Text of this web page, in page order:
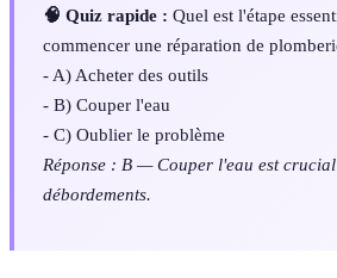
🧠 Quiz rapide : Quel est l'étape
commencer une réparation de
- A) Acheter des outils
- B) Couper l'eau
- C) Oublier le problème
Réponse : B — Couper l'eau est
débordements.